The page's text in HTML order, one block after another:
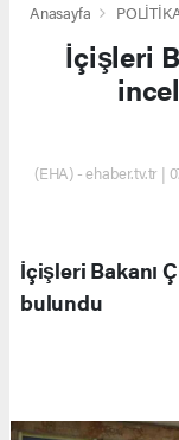
Anasayfa
İçişleri
(EHA) - ehaber.tv.tr |
İçişleri Bakanı
bulundu